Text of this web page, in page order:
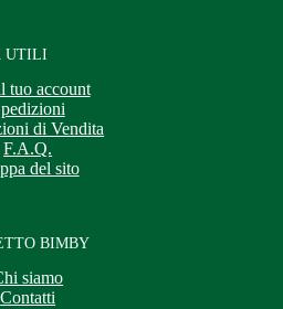
UTILI
tuo account
di Vendita
F.A.Q.
del sito
BIMBY
siamo
Contatti